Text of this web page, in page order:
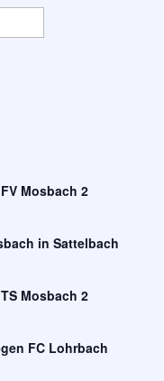
Mosbach 2
in Sattelbach
Mosbach 2
FC Lohrbach